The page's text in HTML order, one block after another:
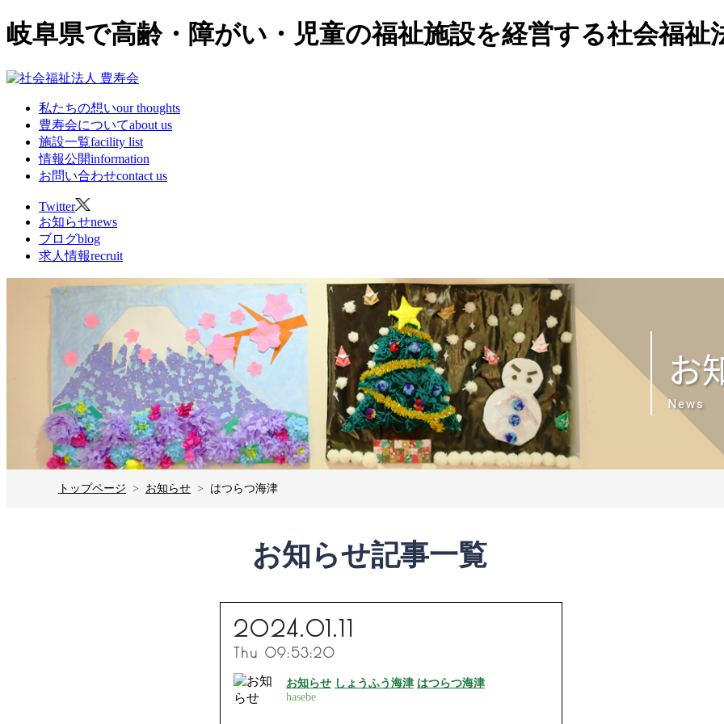
岐阜県で高齢・障がい・児童の福祉施設を経営する社会福祉
私たちの想いour thoughts
豊寿会についてabout us
施設一覧facility list
情報公開information
お問い合わせcontact us
Twitter
お知らせnews
ブログblog
求人情報recruit
お
News
トップページ お知らせ はつらつ海津
お知らせ記事一覧
2024.01.11
Thu 09:53:20
お知らせ しょうふう海津 はつらつ海津
hasebe